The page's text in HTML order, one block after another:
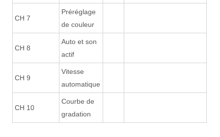
CH 7
Préréglage
de couleur
CH 8
Auto et son
actif
CH 9
Vitesse
automatique
CH 10
Courbe de
gradation